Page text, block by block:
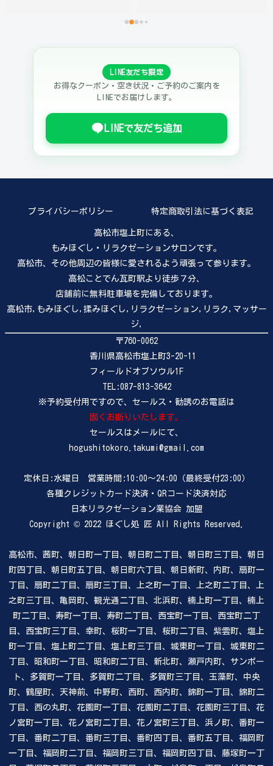
笑  若い男性の方も、女
体すっきりです！また絶
対行きます！
LINE友だち限定
お得なクーポン・空き状況・ご予約のご案内を
LINEでお届けします。
LINEで友だち追加
プライバシーポリシー 特定商取引法に基づく表記
高松市塩上町にある、
もみほぐし・リラクゼーションサロンです。
高松市、その他周辺の皆様に愛されるよう頑張って参ります。
高松ことでん瓦町駅より徒歩７分、
店舗前に無料駐車場を完備しております。
高松市,もみほぐし,揉みほぐし,リラクゼーション,リラク,マッサー
ジ,
〒760-0062
香川県高松市塩上町3-20-11
フィールドオブソウル1F
TEL:087-813-3642
※予約受付用ですので、セールス・勧誘のお電話は
固くお断りいたします。
セールスはメールにて、
hogushitokoro.takumi@gmail.com
定休日:水曜日 営業時間:10:00～24:00（最終受付23:00）
各種クレジットカード決済・QRコード決済対応
日本リラクゼーション業協会 加盟
Copyright © 2022 ほぐし処 匠 All Rights Reserved.
高松市、茜町、朝日町一丁目、朝日町二丁目、朝日町三丁目、朝日
町四丁目、朝日町五丁目、朝日町六丁目、朝日新町、内町、扇町一
丁目、扇町二丁目、扇町三丁目、上之町一丁目、上之町二丁目、上
之町三丁目、亀岡町、観光通二丁目、北浜町、楠上町一丁目、楠上
町二丁目、寿町一丁目、寿町二丁目、西宝町一丁目、西宝町二丁
目、西宝町三丁目、幸町、桜町一丁目、桜町二丁目、紫雲町、塩上
町一丁目、塩上町二丁目、塩上町三丁目、城東町一丁目、城東町二
丁目、昭和町一丁目、昭和町二丁目、新北町、瀬戸内町、サンポー
ト、多賀町一丁目、多賀町二丁目、多賀町三丁目、玉藻町、中央
町、鶴屋町、天神前、中野町、西町、西内町、錦町一丁目、錦町二
丁目、西の丸町、花園町一丁目、花園町二丁目、花園町三丁目、花
ノ宮町一丁目、花ノ宮町二丁目、花ノ宮町三丁目、浜ノ町、番町一
丁目、番町二丁目、番町三丁目、番町四丁目、番町五丁目、福岡町
一丁目、福岡町二丁目、福岡町三丁目、福岡町四丁目、藤塚町一丁